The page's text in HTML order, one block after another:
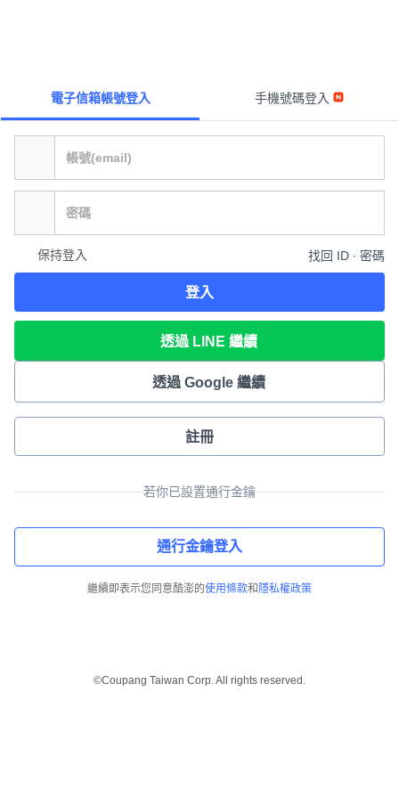
電子信箱帳號登入 手機號碼登入
保持登入 找回 ID ∙ 密碼
登入
透過 LINE 繼續
透過 Google 繼續
註冊
若你已設置通行金鑰
通行金鑰登入
繼續即表示您同意酷澎的使用條款和 隱私權政策
©Coupang Taiwan Corp. All rights reserved.